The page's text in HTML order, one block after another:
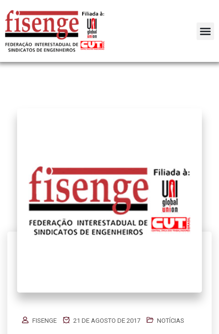
FISENGE 21 DE AGOSTO DE 2017 NOTÍCIAS